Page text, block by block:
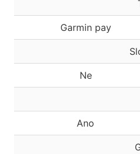
Garmin pay
Ne
Ano